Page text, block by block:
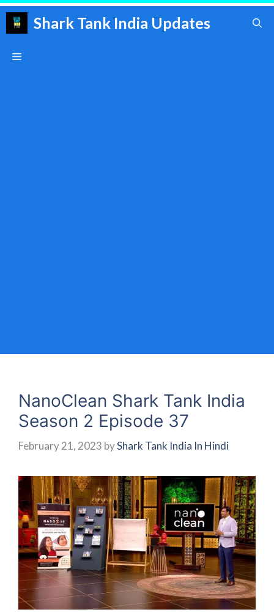
Skip
Shark Tank India Updates
Menu
NanoClean Shark Tank India
Season 2 Episode 37
February 21, 2023 byShark Tank India In Hindi